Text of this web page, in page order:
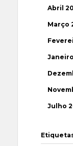
Abril
Março
Julho